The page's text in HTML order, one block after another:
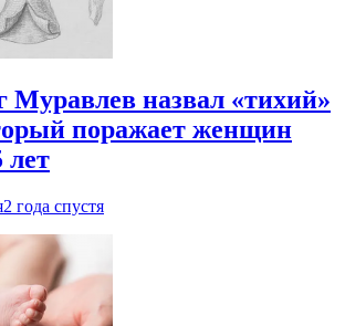
Муравлев назвал «тихий»
поражает женщин
лет
2 года спустя